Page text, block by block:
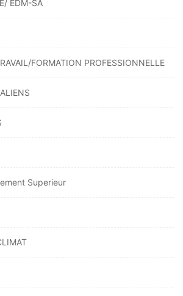
EDM-SA
FORMATION PROFESSIONNELLE
Superieur